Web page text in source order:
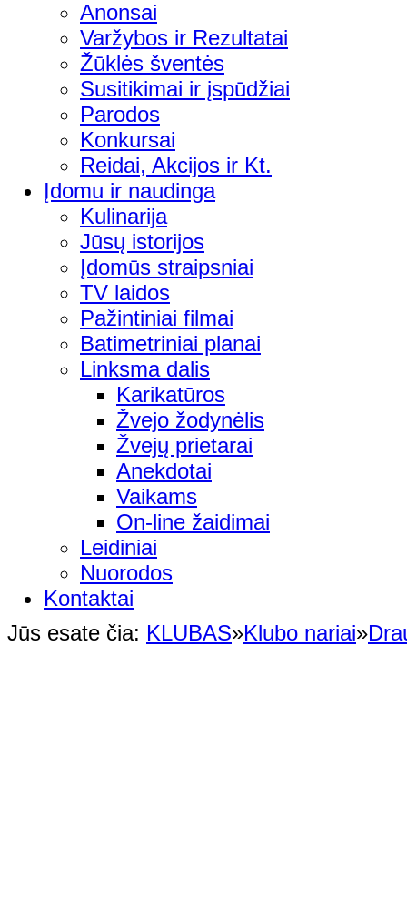
Anonsai
Varžybos ir Rezultatai
Žūklės šventės
Susitikimai ir įspūdžiai
Parodos
Konkursai
Reidai, Akcijos ir Kt.
Įdomu ir naudinga
Kulinarija
Jūsų istorijos
Įdomūs straipsniai
TV laidos
Pažintiniai filmai
Batimetriniai planai
Linksma dalis
Karikatūros
Žvejo žodynėlis
Žvejų prietarai
Anekdotai
Vaikams
On-line žaidimai
Leidiniai
Nuorodos
Kontaktai
Jūs esate čia: KLUBAS»Klubo nariai»